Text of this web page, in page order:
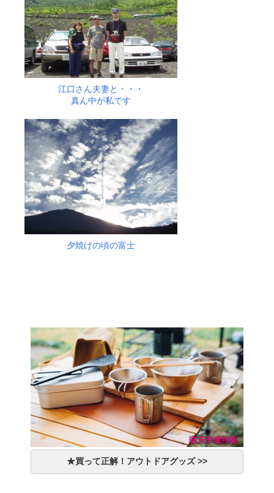
江口さん夫妻と・・・
真ん中が私です
夕焼けの頃の富士
★買って正解！アウトドアグッズ >>